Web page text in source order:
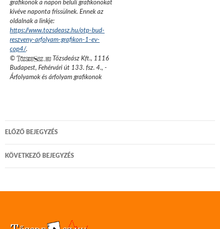
grafikonok a napon belüli grafikonokat
kivéve naponta frissülnek. Ennek az
oldalnak a linkje:
https://www.tozsdeasz.hu/otp-bud-
reszveny-arfolyam-grafikon-1-ev-
cop4/.
©
Tőzsdeász Kft., 1116
Budapest, Fehérvári út 133. fsz. 4., -
Árfolyamok és árfolyam grafikonok
Bejegyzés
navigáció
ELŐZŐ BEJEGYZÉS
KÖVETKEZŐ BEJEGYZÉS